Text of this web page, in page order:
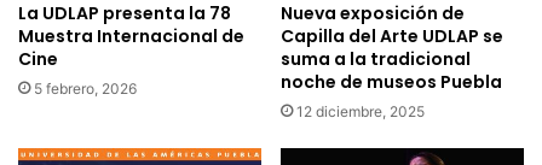
La UDLAP presenta la 78
Muestra Internacional de
Cine
5 febrero, 2026
Nueva exposición de
Capilla del Arte UDLAP se
suma a la tradicional
noche de museos Puebla
12 diciembre, 2025